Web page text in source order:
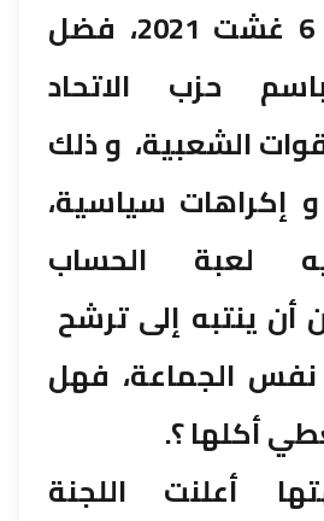
ستجري يوم 6 غشت 2021، فضل
حزب الاتحاد
الشعبية، و ذلك
إكراهات سياسية،
لعبة الحساب
أن ينتبه إلى ترشح
الجماعة، فهل
أكلها ؟.
أعلنت اللجنة